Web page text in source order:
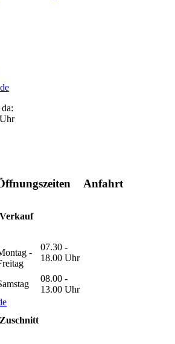
Verkauf
-
07.30 -
18.00 Uhr
08.00 -
13.00 Uhr
Zuschnitt
Anfahrt